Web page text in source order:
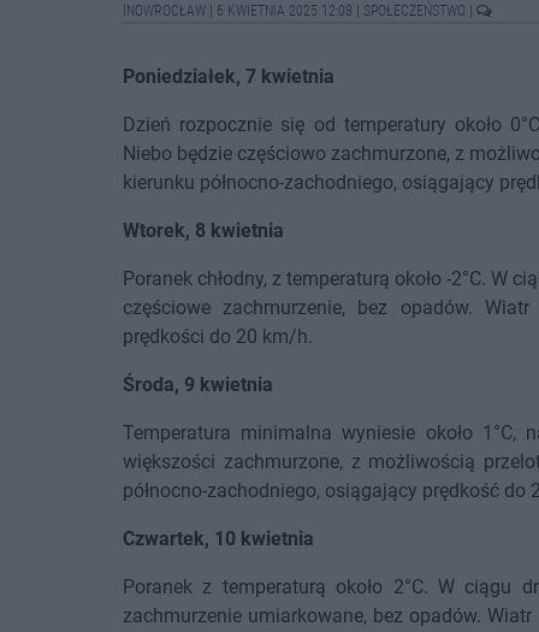
INOWROCŁAW 6 KWIETNIA 2025 12:08 SPOŁECZEŃSTWO
Poniedziałek, 7 kwietnia
Dzień rozpocznie się od temperatury około
Niebo będzie częściowo zachmurzone, z
kierunku północno-zachodniego, osiągający
Wtorek, 8 kwietnia
Poranek chłodny, z temperaturą około -2°C. W
częściowe zachmurzenie, bez opadów.
prędkości do 20 km/h.
Środa, 9 kwietnia
Temperatura minimalna wyniesie około
większości zachmurzone, z możliwością
północno-zachodniego, osiągający prędkość do
Czwartek, 10 kwietnia
Poranek z temperaturą około 2°C. W ciągu
zachmurzenie umiarkowane, bez opadów.